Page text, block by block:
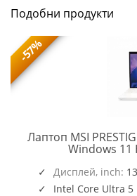
Подобни продукти
-57%
Лаптоп MSI
Windows 11
Дисплей, inch:
Intel Core Ultra 5